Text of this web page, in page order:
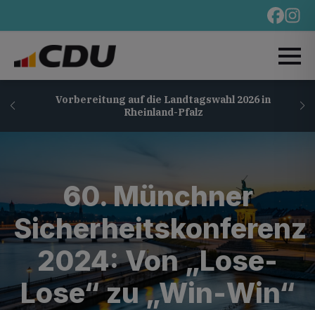
Vorbereitung auf die Landtagswahl 2026 in
Rheinland-Pfalz
60. Münchner
Sicherheitskonferenz
2024: Von „Lose-
Lose“ zu „Win-Win“